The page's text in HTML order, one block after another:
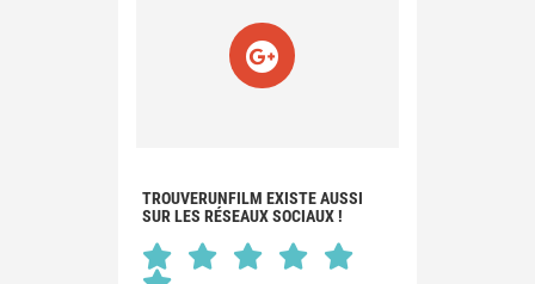
TROUVERUNFILM EXISTE AUSSI
SUR LES RÉSEAUX SOCIAUX !